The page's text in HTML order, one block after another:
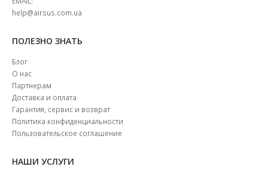
help@airsus.com.ua
ПОЛЕЗНО ЗНАТЬ
Блог
О нас
Партнерам
Доставка и оплата
Гарантия, сервис и возврат
Политика конфиденциальности
Пользовательское соглашение
НАШИ УСЛУГИ